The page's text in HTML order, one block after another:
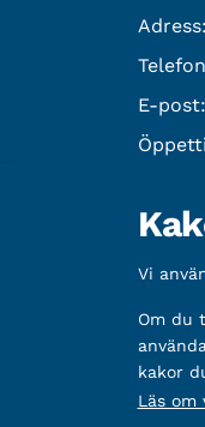
Adress:
E-post:
Övrig
Vi
Om du
kakor
Läs om